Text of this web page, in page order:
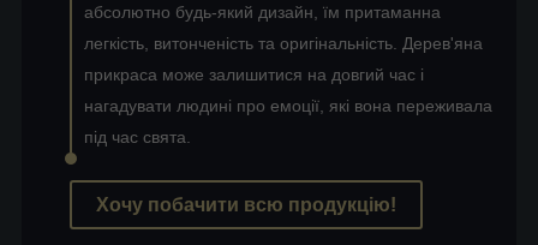
абсолютно будь-який дизайн, їм притаманна
легкість, витонченість та оригінальність. Дерев'яна
прикраса може залишитися на довгий час і
нагадувати людині про емоції, які вона переживала
під час свята.
Хочу побачити всю продукцію!